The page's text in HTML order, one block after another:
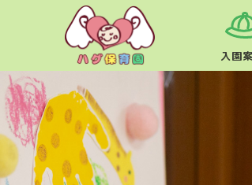
入園